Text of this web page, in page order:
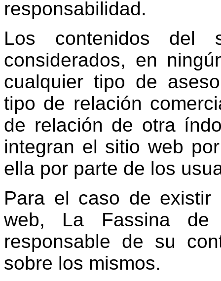
responsabilidad.
Los contenidos del
considerados, en
cualquier tipo de
tipo de relación
de relación de otra
integran el sitio web
ella por parte de los
Para el caso de existir
web, La Fassina
responsable de su
sobre los mismos.